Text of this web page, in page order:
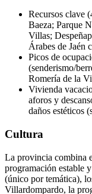
Recursos clave
Baeza; Parque
Villas;
Árabes de Jaén
Picos de
(senderismo/
Romería de la
Vivienda
aforos y
daños estéticos
Cultura
La provincia combina
programación estable
(único por temática),
Villardompardo, la